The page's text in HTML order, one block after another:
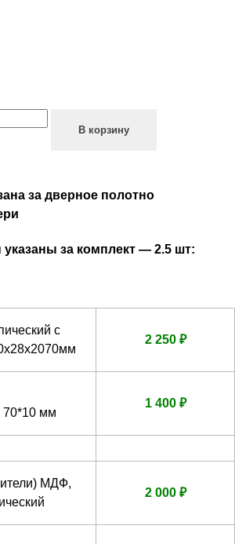
В корзину
за дверное полотно
за комплект — 2.5 шт:
с
2 250 ₽
70*10 мм
1 400 ₽
МДФ,
2 000 ₽